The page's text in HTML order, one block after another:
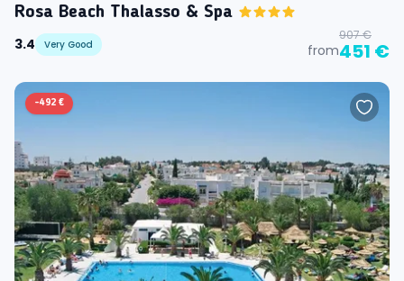
Rosa Beach Thalasso & Spa
3.4
Very Good from
907 €
451 €
-492 €